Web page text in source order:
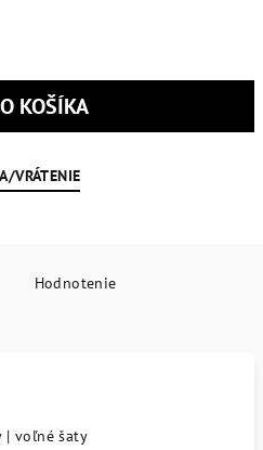
KOŠÍKA
VRÁTENIE
Hodnotenie
| voľné šaty